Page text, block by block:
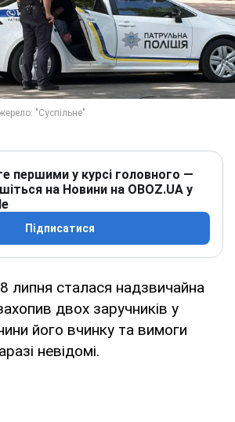
першими у курсі головного —
на Новини на OBOZ.UA у
Підписатися
липня сталася надзвичайна
двох заручників у
його вчинку та вимоги
невідомі.